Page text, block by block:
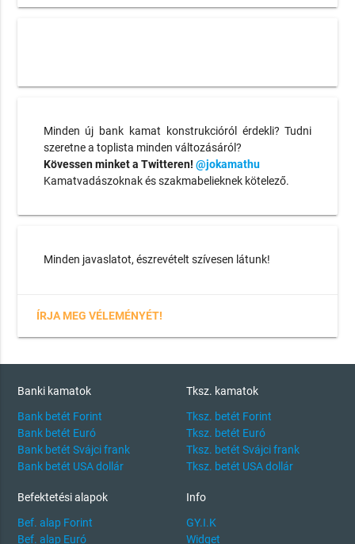
Minden új bank kamat konstrukcióról érdekli? Tudni
szeretne a toplista minden változásáról?
Kövessen minket a Twitteren! @jokamathu
Kamatvadászoknak és szakmabelieknek kötelező.
Minden javaslatot, észrevételt szívesen látunk!
ÍRJA MEG VÉLEMÉNYÉT!
Banki kamatok
Bank betét Forint
Bank betét Euró
Bank betét Svájci frank
Bank betét USA dollár
Tksz. kamatok
Tksz. betét Forint
Tksz. betét Euró
Tksz. betét Svájci frank
Tksz. betét USA dollár
Befektetési alapok
Bef. alap Forint
Bef. alap Euró
Info
GY.I.K
Widget